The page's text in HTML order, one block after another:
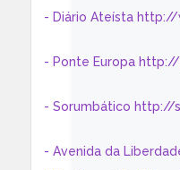
- Diário Ateísta
- Ponte Europa
- Sorumbático http://
- Avenida da